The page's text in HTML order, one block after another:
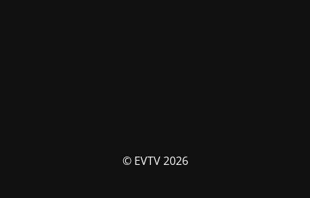
© EVTV 2026